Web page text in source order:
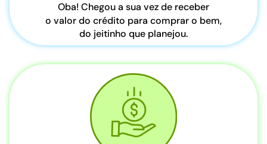
Oba! Chegou a sua vez de receber
o valor do crédito para comprar o bem,
do jeitinho que planejou.